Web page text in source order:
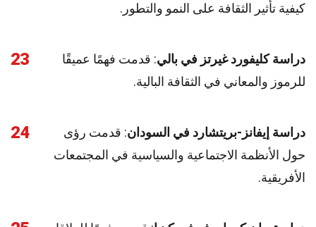
كيفية تأثير الثقافة على النمو والتطور.
23 دراسة كليفورد غيرتز في بالي: قدمت فهمًا عميقًا
للرموز والمعاني في الثقافة البالية.
24 دراسة إيفانز-بريتشارد في السودان: قدمت رؤى
حول الأنظمة الاجتماعية والسياسية في المجتمعات
الأفريقية.